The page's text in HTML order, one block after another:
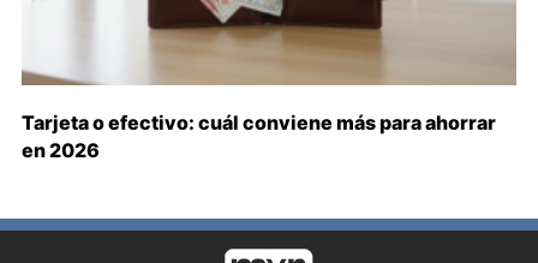
Tarjeta o efectivo: cuál conviene más para ahorrar
en 2026